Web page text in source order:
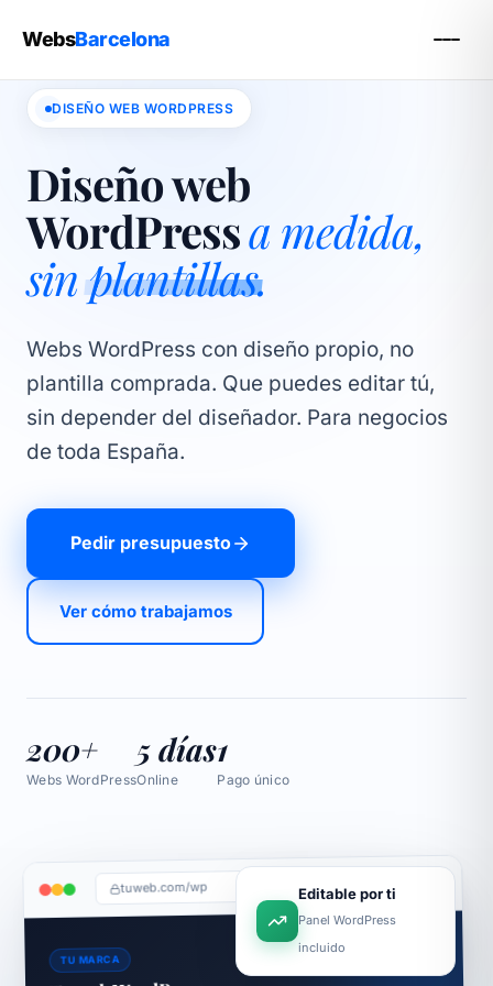
WebsBarcelona
DISEÑO WEB WORDPRESS
Diseño web
WordPressa medida,
sinplantillas.
Webs WordPress con diseño propio, no
plantilla comprada. Que puedes editar tú,
sin depender del diseñador. Para negocios
de toda España.
Pedir presupuesto
Ver cómo trabajamos
200+
Webs WordPress
5 días
Online
1
Pago único
tuweb.com/wp
TU MARCA
Editable por ti
Panel WordPress
incluido